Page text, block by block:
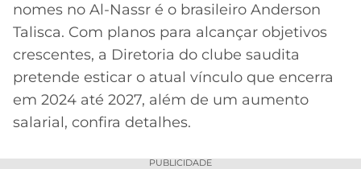
CÓDIGO
DE
INDICAÇÃO
BET365
CÓDIGO
CORINTHIANS
SÃO
PAULO
SANTOS
LIBERTADORES
COPA
DO
BRASIL
MERCADO
BOLA
PALPITES
nomes no Al-Nassr é o brasileiro Anderson
Talisca. Com planos para alcançar objetivos
crescentes, a Diretoria do clube saudita
pretende esticar o atual vínculo que encerra
em 2024 até 2027, além de um aumento
salarial, confira detalhes.
PUBLICIDADE